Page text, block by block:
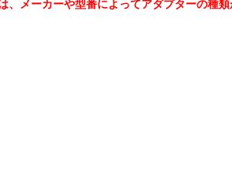
メーカーや型番によってアダプターの種